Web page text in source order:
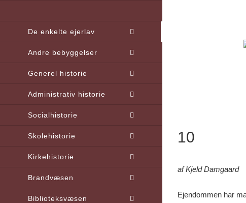
De enkelte ejerlav
Andre bebyggelser
Generel historie
Administrativ historie
Socialhistorie
Skolehistorie
Kirkehistorie
Brandvæsen
Biblioteksvæsen
10
af Kjeld Damgaard
Ejendommen har